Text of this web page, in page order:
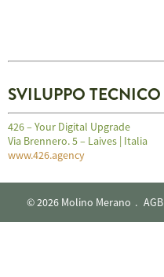
SVILUPPO TECNICO
426 – Your Digital Upgrade
Via Brennero. 5 – Laives | Italia
www.426.agency
© 2026 Molino Merano AGB